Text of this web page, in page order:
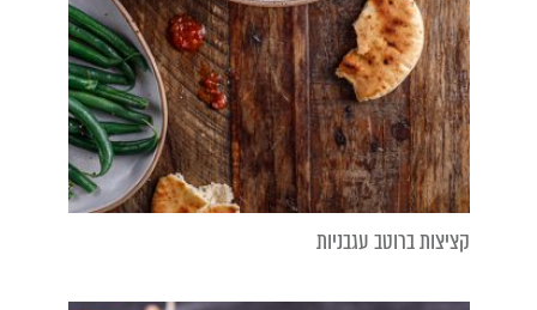
קציצות ברוטב עגבניות